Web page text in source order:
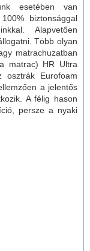
esetében van
biztonsággal
Alapvetően
Több olyan
matrachuzatban
matrac) HR Ultra
osztrák Eurofoam
a jelentős
A félig hason
persze a nyaki